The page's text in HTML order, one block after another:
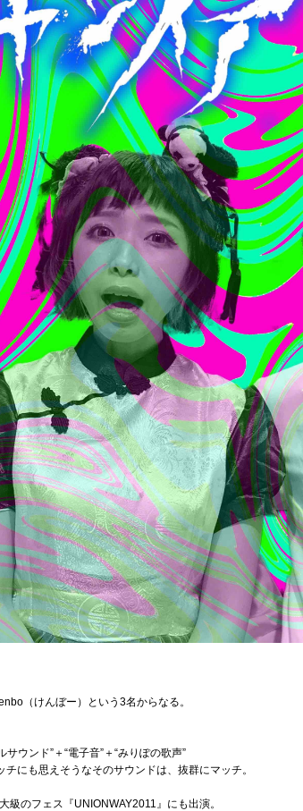
（けんぼー）という3名からなる。
ウンド”＋“電子音”＋“みりぽの歌声”
にも思えそうなそのサウンドは、抜群にマッチ。
のフェス『UNIONWAY2011』にも出演。